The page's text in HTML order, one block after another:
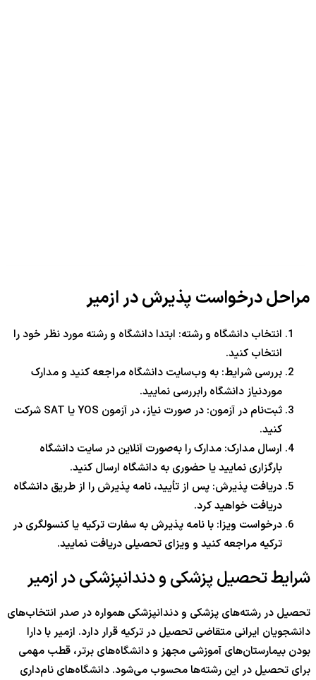
مراحل درخواست پذیرش در ازمیر
انتخاب دانشگاه و رشته: ابتدا دانشگاه و رشته مورد نظر خود را
انتخاب کنید.
بررسی شرایط: به وب‌سایت دانشگاه مراجعه کنید و مدارک
موردنیاز دانشگاه رابررسی نمایید.
ثبت‌نام در آزمون: در صورت نیاز، در آزمون YOS یا SAT شرکت
کنید.
ارسال مدارک: مدارک را به‌صورت آنلاین در سایت دانشگاه
بارگزاری نمایید یا حضوری به دانشگاه ارسال کنید.
دریافت پذیرش: پس از تأیید، نامه پذیرش را از طریق دانشگاه
دریافت خواهید کرد.
درخواست ویزا: با نامه پذیرش به سفارت ترکیه یا کنسولگری در
ترکیه مراجعه کنید و ویزای تحصیلی دریافت نمایید.
شرایط تحصیل پزشکی و دندانپزشکی در ازمیر
تحصیل در رشته‌های پزشکی و دندانپزشکی همواره در صدر انتخاب‌های
دانشجویان ایرانی متقاضی تحصیل در ترکیه قرار دارد. ازمیر با دارا
بودن بیمارستان‌های آموزشی مجهز و دانشگاه‌های برتر، قطب مهمی
برای تحصیل در این رشته‌ها محسوب می‌شود. دانشگاه‌های نام‌داری